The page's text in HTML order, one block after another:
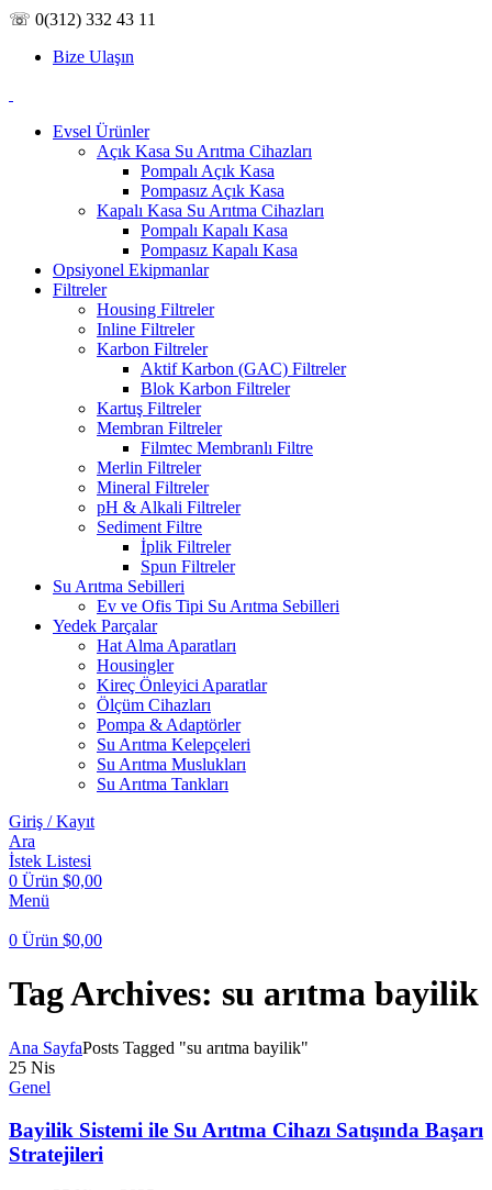
☏ 0(312) 332 43 11
Bize Ulaşın
Evsel Ürünler
Açık Kasa Su Arıtma Cihazları
Pompalı Açık Kasa
Pompasız Açık Kasa
Kapalı Kasa Su Arıtma Cihazları
Pompalı Kapalı Kasa
Pompasız Kapalı Kasa
Opsiyonel Ekipmanlar
Filtreler
Housing Filtreler
Inline Filtreler
Karbon Filtreler
Aktif Karbon (GAC) Filtreler
Blok Karbon Filtreler
Kartuş Filtreler
Membran Filtreler
Filmtec Membranlı Filtre
Merlin Filtreler
Mineral Filtreler
pH & Alkali Filtreler
Sediment Filtre
İplik Filtreler
Spun Filtreler
Su Arıtma Sebilleri
Ev ve Ofis Tipi Su Arıtma Sebilleri
Yedek Parçalar
Hat Alma Aparatları
Housingler
Kireç Önleyici Aparatlar
Ölçüm Cihazları
Pompa & Adaptörler
Su Arıtma Kelepçeleri
Su Arıtma Muslukları
Su Arıtma Tankları
Giriş / Kayıt
Ara
İstek Listesi
0 Ürün $0,00
Menü
0 Ürün $0,00
Tag Archives: su arıtma bayilik
Ana SayfaPosts Tagged "su arıtma bayilik"
25 Nis
Genel
Bayilik Sistemi ile Su Arıtma Cihazı Satışında Başarı
Stratejileri